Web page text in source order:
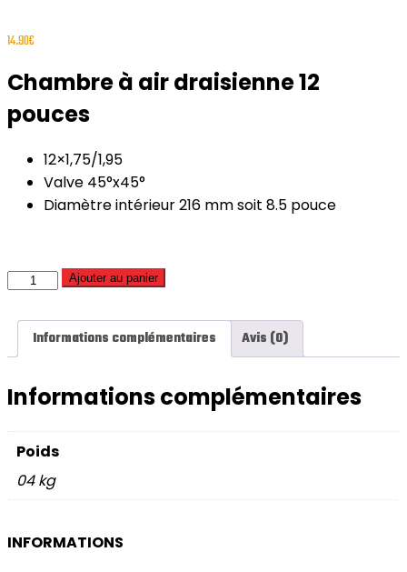
14.90€
Chambre à air draisienne 12
pouces
12×1,75/1,95
Valve 45°x45°
Diamètre intérieur 216 mm soit 8.5 pouce
quantité
Chambre
draisienne
pouces
Ajouter au panier
Informations complémentaires Avis (0)
Informations complémentaires
Poids
04 kg
INFORMATIONS